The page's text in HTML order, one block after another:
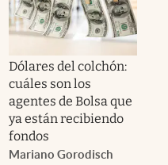
Dólares del colchón:
cuáles son los
agentes de Bolsa que
ya están recibiendo
fondos
Mariano Gorodisch